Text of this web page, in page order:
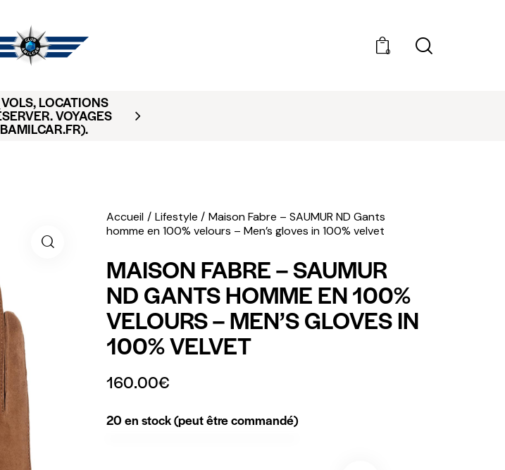
0
LOCATIONS
VOYAGES
Accueil Lifestyle
Maison Fabre – SAUMUR ND Gants
homme en 100% velours – Men’s gloves in 100% velvet
MAISON FABRE – SAUMUR
ND GANTS HOMME EN 100%
VELOURS – MEN’S GLOVES IN
100% VELVET
160.00€
20 en stock (peut être commandé)